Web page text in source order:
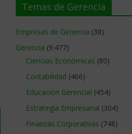
Temas de Gerencia
Empresas de Gerencia (38)
Gerencia (9.477)
Ciencias Económicas (80)
Contabilidad (466)
Educacion Gerencial (454)
Estrategia Empresarial (304)
Finanzas Corporativas (748)